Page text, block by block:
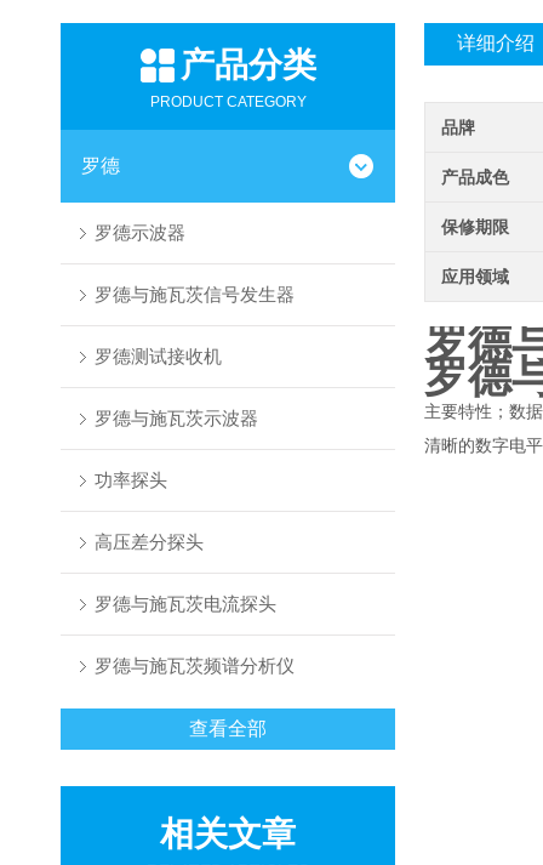
产品分类
PRODUCT CATEGORY
罗德
罗德示波器
罗德与施瓦茨信号发生器
罗德测试接收机
罗德与施瓦茨示波器
功率探头
高压差分探头
罗德与施瓦茨电流探头
罗德与施瓦茨频谱分析仪
查看全部
相关文章
详细介绍
品牌
产品成色
保修期限
应用领域
罗德
罗德
主要特性；数
清晰的数字电